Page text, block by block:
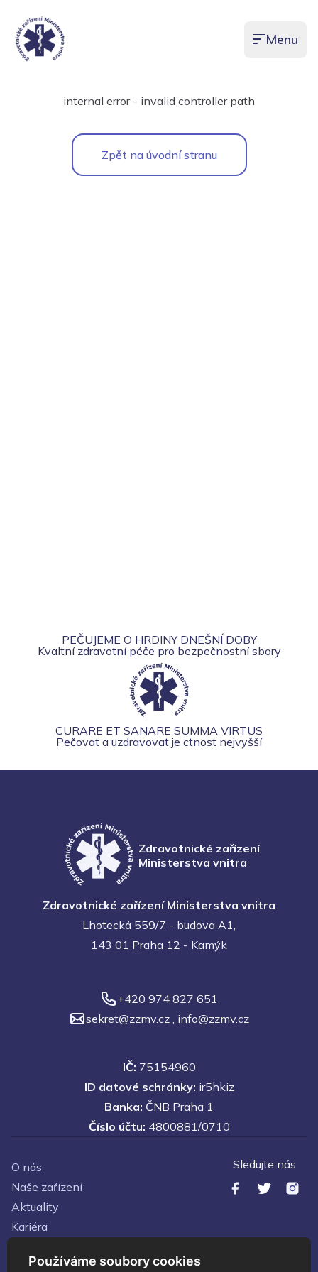
Používáme soubory cookies
Otevřít
Menu
internal error - invalid controller path
Zpět na úvodní stranu
PEČUJEME O HRDINY DNEŠNÍ DOBY
Kvaltní zdravotní péče pro bezpečnostní sbory
CURARE ET SANARE SUMMA VIRTUS
Pečovat a uzdravovat je ctnost nejvyšší
Zdravotnické zařízení
Ministerstva vnitra
Zdravotnické zařízení Ministerstva vnitra
Lhotecká 559/7 - budova A1,
143 01 Praha 12 - Kamýk
+420 974 827 651
sekret@zzmv.cz , info@zzmv.cz
IČ: 75154960
ID datové schránky: ir5hkiz
Banka: ČNB Praha 1
Číslo účtu: 4800881/0710
O nás
Naše zařízení
Aktuality
Kariéra
Sledujte nás